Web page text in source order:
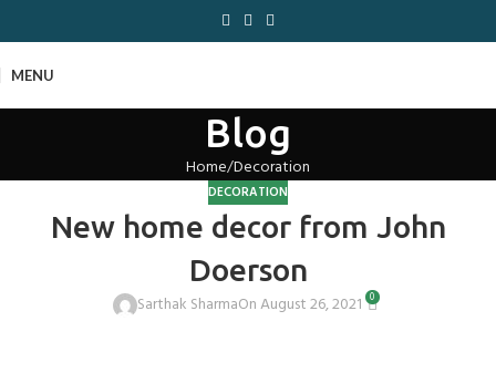
MENU
Blog
Home Decoration
DECORATION
New home decor from John
Doerson
Sarthak SharmaOn August 26, 2021 0